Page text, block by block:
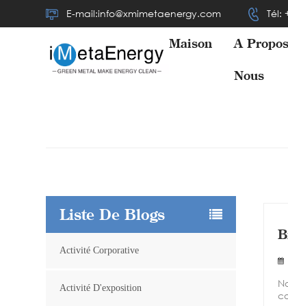
E-mail:info@xmimetaenergy.com Tél:
Maison À
Nous
Liste De Blogs
Activité Corporative
Activité D'exposition